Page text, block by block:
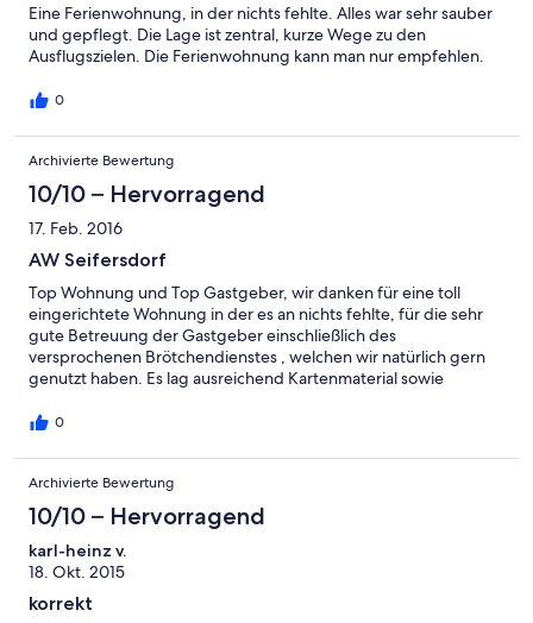
Eine Ferienwohnung, in der nichts fehlte. Alles war sehr sauber
und gepflegt. Die Lage ist zentral, kurze Wege zu den
Ausflugszielen. Die Ferienwohnung kann man nur empfehlen.
0
Archivierte Bewertung
10/10 – Hervorragend
17. Feb. 2016
AW Seifersdorf
Top Wohnung und Top Gastgeber, wir danken für eine toll
eingerichtete Wohnung in der es an nichts fehlte, für die sehr
gute Betreuung der Gastgeber einschließlich des
versprochenen Brötchendienstes , welchen wir natürlich gern
genutzt haben. Es lag ausreichend Kartenmaterial sowie
Vorschläge/Anregungen informieren konnte. Die Wohnung
vom Bodden entfernt. Für Spaziergänge oder Radtouren eine
ideale Ausgangslage. Danke nochmals für die schönen Tage
über Silvester bei Ihnen und wir werden sicherlich
wiederkommen.
0
Archivierte Bewertung
10/10 – Hervorragend
karl-heinz v.
18. Okt. 2015
korrekt